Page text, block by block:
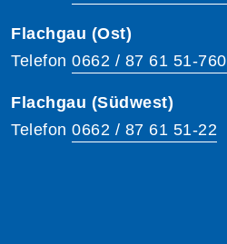
Flachgau (Ost)
Telefon 0662 / 87 61 51-760
Flachgau (Südwest)
Telefon 0662 / 87 61 51-22